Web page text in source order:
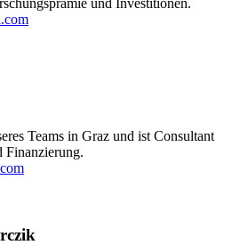
Teams in Graz und ist Consultant
Finanzierung.